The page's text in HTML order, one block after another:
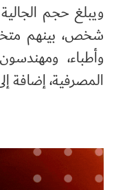
شخص، بينهم
وأطباء،
المصرفية، إضافة